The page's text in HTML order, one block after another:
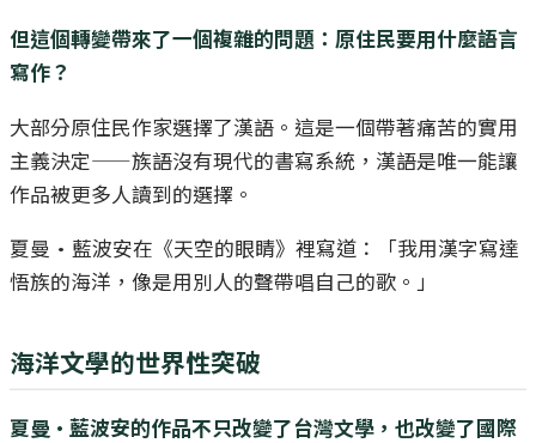
但這個轉變帶來了一個複雜的問題：原住民要用什麼語言
寫作？
大部分原住民作家選擇了漢語。這是一個帶著痛苦的實用
主義決定——族語沒有現代的書寫系統，漢語是唯一能讓
作品被更多人讀到的選擇。
夏曼·藍波安在《天空的眼睛》裡寫道：「我用漢字寫達
悟族的海洋，像是用別人的聲帶唱自己的歌。」
海洋文學的世界性突破
夏曼·藍波安的作品不只改變了台灣文學，也改變了國際